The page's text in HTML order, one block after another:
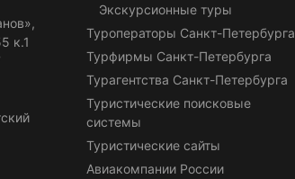
к.1
Экскурсионные туры
Туроператоры Санкт-Петербурга
Турфирмы Санкт-Петербурга
Турагентства Санкт-Петербурга
Туристические поисковые
системы
Туристические сайты
Авиакомпании России